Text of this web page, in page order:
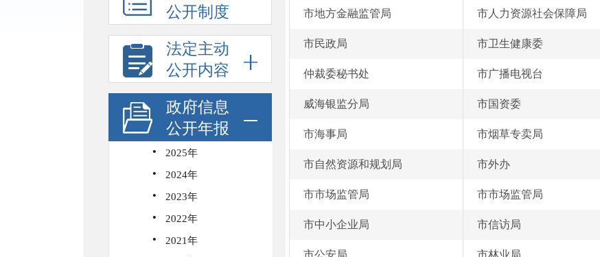
公开制度
法定主动
公开内容
政府信息
公开年报
· 2025年
· 2024年
· 2023年
· 2022年
· 2021年
市地方金融监管局 市人力资源社会保障局
市民政局 市卫生健康委
仲裁委秘书处 市广播电视台
威海银监分局 市国资委
市海事局 市烟草专卖局
市自然资源和规划局 市外办
市市场监管局 市市场监管局
市中小企业局 市信访局
市公安局 市林业局